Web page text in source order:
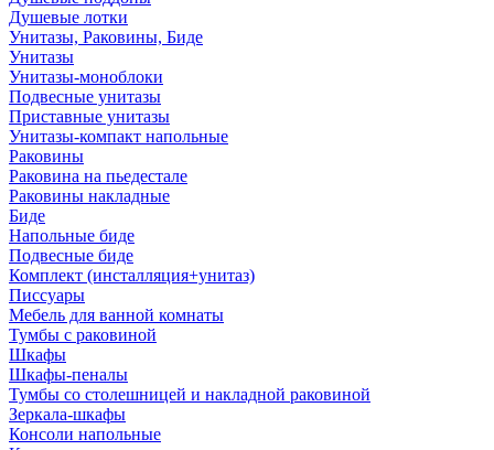
Душевые лотки
Унитазы, Раковины, Биде
Унитазы
Унитазы-моноблоки
Подвесные унитазы
Приставные унитазы
Унитазы-компакт напольные
Раковины
Раковина на пьедестале
Раковины накладные
Биде
Напольные биде
Подвесные биде
Комплект (инсталляция+унитаз)
Писсуары
Мебель для ванной комнаты
Тумбы с раковиной
Шкафы
Шкафы-пеналы
Тумбы со столешницей и накладной раковиной
Зеркала-шкафы
Консоли напольные